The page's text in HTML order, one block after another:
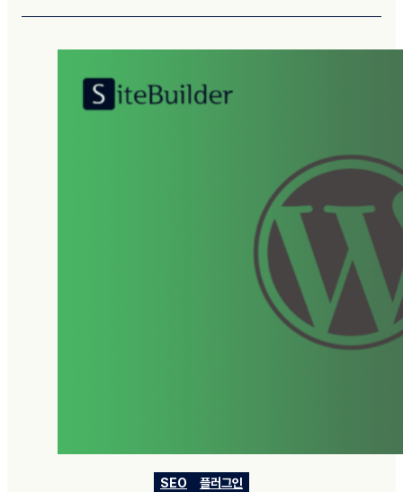
SEO 플러그인